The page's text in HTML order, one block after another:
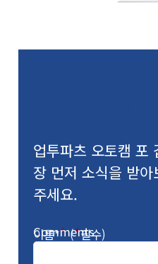
업투파츠 오토캠 포
장 먼저 소식을 받
주세요.
Comments
이름**(*필수)